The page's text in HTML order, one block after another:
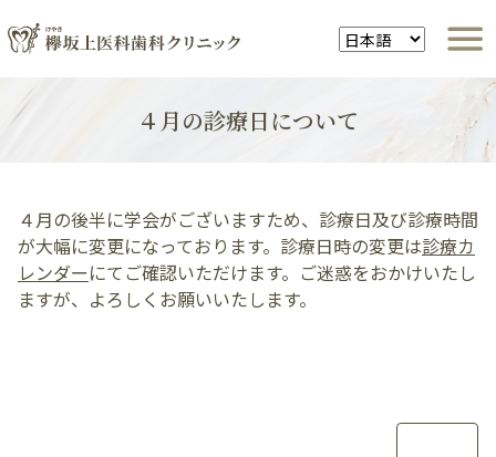
４月の診療日について
４月の後半に学会がございますため、診療日及び診療時間
が大幅に変更になっております。診療日時の変更は診療カ
レンダーにてご確認いただけます。ご迷惑をおかけいたし
ますが、よろしくお願いいたします。